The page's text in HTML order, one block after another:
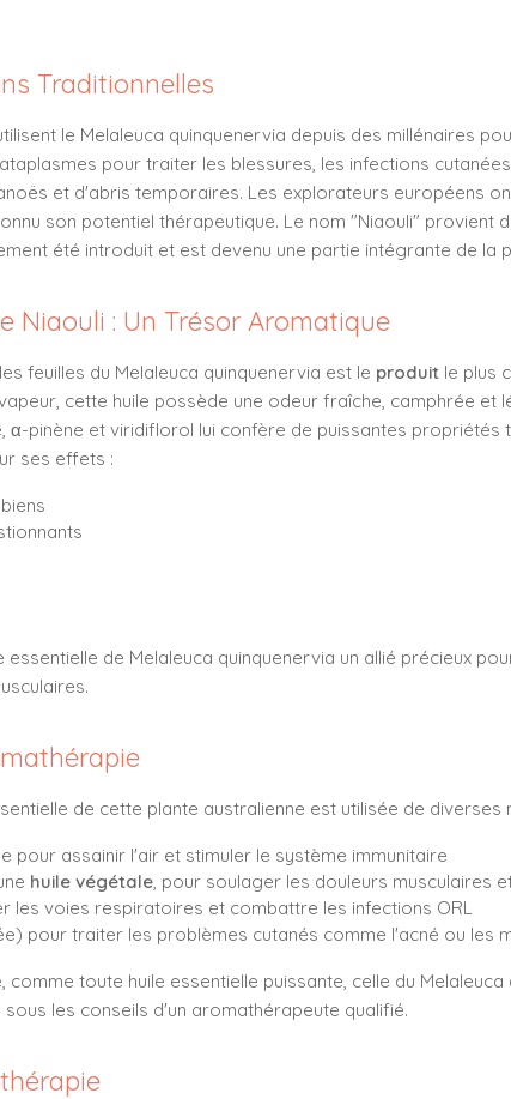
Traditionnelles
le Melaleuca quinquenervia depuis des millénaires
pour traiter les blessures, les infections
et d'abris temporaires. Les explorateurs européens
son potentiel thérapeutique. Le nom "Niaouli" provient
été introduit et est devenu une partie intégrante de la
Niaouli : Un Trésor Aromatique
feuilles du Melaleuca quinquenervia est le produit le plus
cette huile possède une odeur fraîche, camphrée et
α-pinène et viridiflorol lui confère de puissantes propriétés
ses effets :
essentielle de Melaleuca quinquenervia un allié précieux
de cette plante australienne est utilisée de diverses
pour assainir l'air et stimuler le système immunitaire
huile végétale, pour soulager les douleurs musculaires
les voies respiratoires et combattre les infections ORL
pour traiter les problèmes cutanés comme l'acné ou les
comme toute huile essentielle puissante, celle du
les conseils d'un aromathérapeute qualifié.